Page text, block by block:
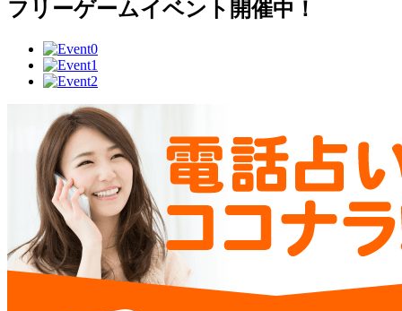
フリーゲームイベント開催中！